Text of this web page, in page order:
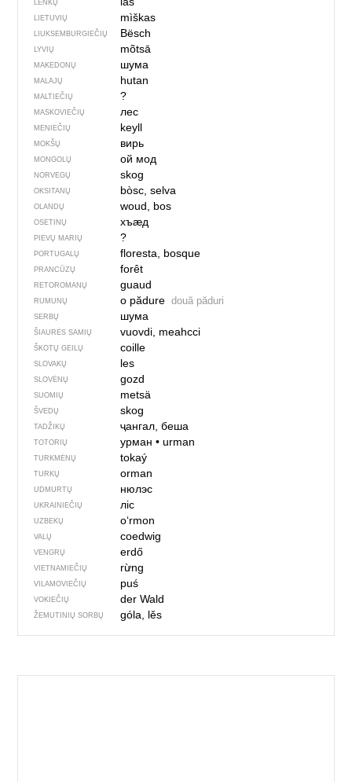
LENKŲ
LIETUVIŲ mìškas
LIUKSEMBURGIEČIŲ Bësch
LYVIŲ mõtsā
MAKEDONŲ шума
MALAJŲ hutan
MALTIEČIŲ ?
MASKOVIEČIŲ лес
MENIEČIŲ keyll
MOKŠŲ вирь
MONGOLŲ ой мод
NORVEGŲ skog
OKSITANŲ bòsc, selva
OLANDŲ woud, bos
OSETINŲ хъӕд
PIEVŲ MARIŲ ?
PORTUGALŲ floresta, bosque
PRANCŪZŲ forêt
RETOROMANŲ guaud
RUMUNŲ o pădure două păduri
SERBŲ шума
ŠIAURĖS SAMIŲ vuovdi, meahcci
ŠKOTŲ GEILŲ coille
SLOVAKŲ les
SLOVĖNŲ gozd
SUOMIŲ metsä
ŠVEDŲ skog
TADŽIKŲ ҷангал, беша
TOTORIŲ урман• urman
TURKMĖNŲ tokaý
TURKŲ orman
UDMURTŲ нюлэс
UKRAINIEČIŲ ліс
UZBEKŲ oʻrmon
VALŲ coedwig
VENGRŲ erdő
VIETNAMIEČIŲ rừng
VILAMOVIEČIŲ puś
VOKIEČIŲ der Wald
ŽEMUTINIŲ SORBŲ góla, lěs